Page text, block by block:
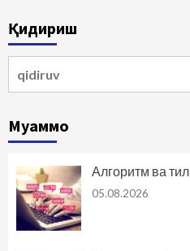
Қидириш
Муаммо
Алгоритм ва
05.08.2026